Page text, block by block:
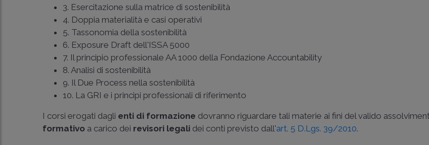
3. Esercitazione sulla matrice di sostenibilità
4. Doppia materialità e casi operativi
5. Tassonomia della sostenibilità
6. Exposure Draft dell'ISSA 5000
7. Il principio professionale AA 1000 della Fondazione Accountability
8. Analisi di sostenibilità
9. Il Due Process nella sostenibilità
10. La GRI e i principi professionali di riferimento
I corsi erogati dagli enti di formazione dovranno riguardare tali materie ai fini del valido
formativo a carico dei revisori legali dei conti previsto dall'art. 5 D.Lgs. 39/2010.